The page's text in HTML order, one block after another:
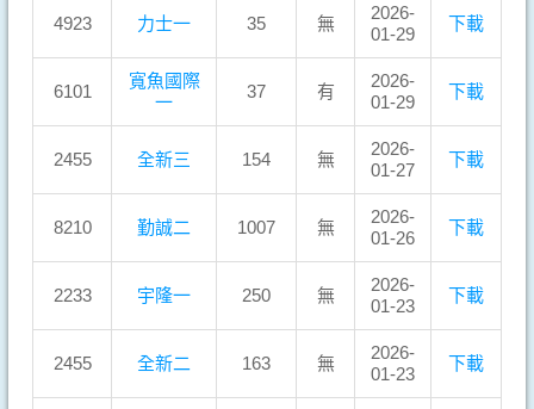
4923 力士一 35 無
2026-
01-29
下載
6101
寬魚國際
一
37 有
2026-
01-29
下載
2455 全新三 154 無
2026-
01-27
下載
8210 勤誠二 1007 無
2026-
01-26
下載
2233 宇隆一 250 無
2026-
01-23
下載
2455 全新二 163 無
2026-
01-23
下載